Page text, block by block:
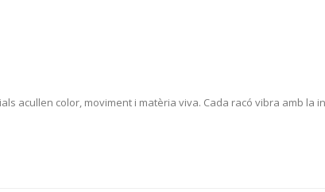
acullen color, moviment i matèria viva. Cada racó vibra amb la